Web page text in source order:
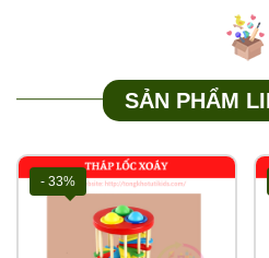
SẢN PHẨM
- 33%